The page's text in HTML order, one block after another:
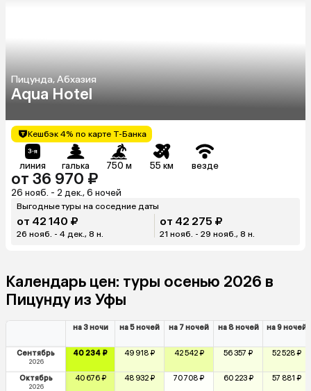
Пицунда, Абхазия
Aqua Hotel
Кешбэк 4% по карте Т-Банка
линия галька 750 м 55 км везде
от 36 970 ₽
26 нояб. - 2 дек., 6 ночей
Выгодные туры на соседние даты
от 42 140 ₽
26 нояб. - 4 дек., 8 н.
от 42 275 ₽
21 нояб. - 29 нояб., 8 н.
Календарь цен: туры осенью 2026 в
Пицунду из Уфы
на 3 ночи на 5 ночей на 7 ночей на 8 ночей на 9 ночей
Сентябрь
2026
40 234 ₽ 49 918 ₽ 42 542 ₽ 56 357 ₽ 52 528 ₽
Октябрь
2026
40 676 ₽ 48 932 ₽ 70 708 ₽ 60 223 ₽ 57 881 ₽